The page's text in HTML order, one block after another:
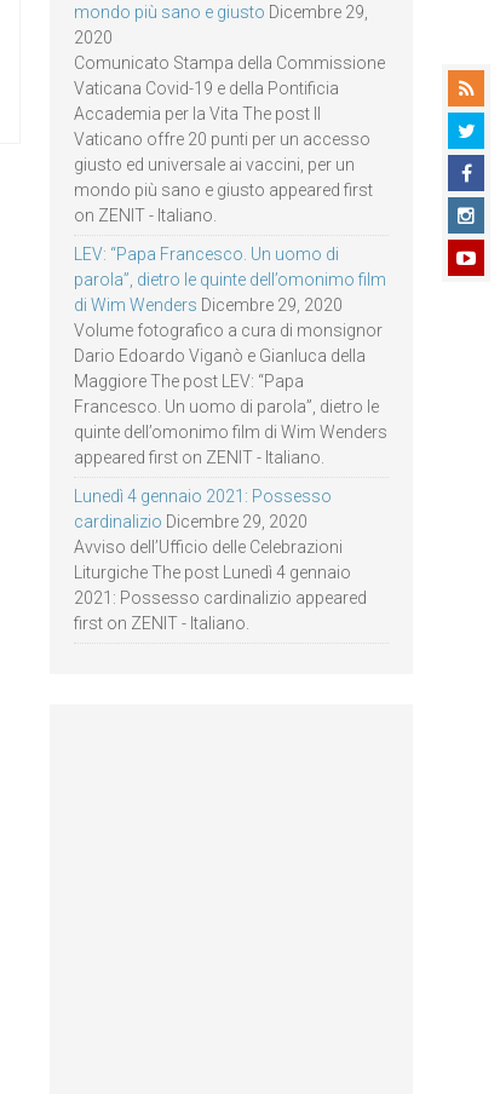
mondo più sano e giusto Dicembre 29,
2020
Comunicato Stampa della Commissione
Vaticana Covid-19 e della Pontificia
Accademia per la Vita The post Il
Vaticano offre 20 punti per un accesso
giusto ed universale ai vaccini, per un
mondo più sano e giusto appeared first
on ZENIT - Italiano.
LEV: “Papa Francesco. Un uomo di
parola”, dietro le quinte dell’omonimo film
di Wim Wenders Dicembre 29, 2020
Volume fotografico a cura di monsignor
Dario Edoardo Viganò e Gianluca della
Maggiore The post LEV: “Papa
Francesco. Un uomo di parola”, dietro le
quinte dell’omonimo film di Wim Wenders
appeared first on ZENIT - Italiano.
Lunedì 4 gennaio 2021: Possesso
cardinalizio Dicembre 29, 2020
Avviso dell’Ufficio delle Celebrazioni
Liturgiche The post Lunedì 4 gennaio
2021: Possesso cardinalizio appeared
first on ZENIT - Italiano.